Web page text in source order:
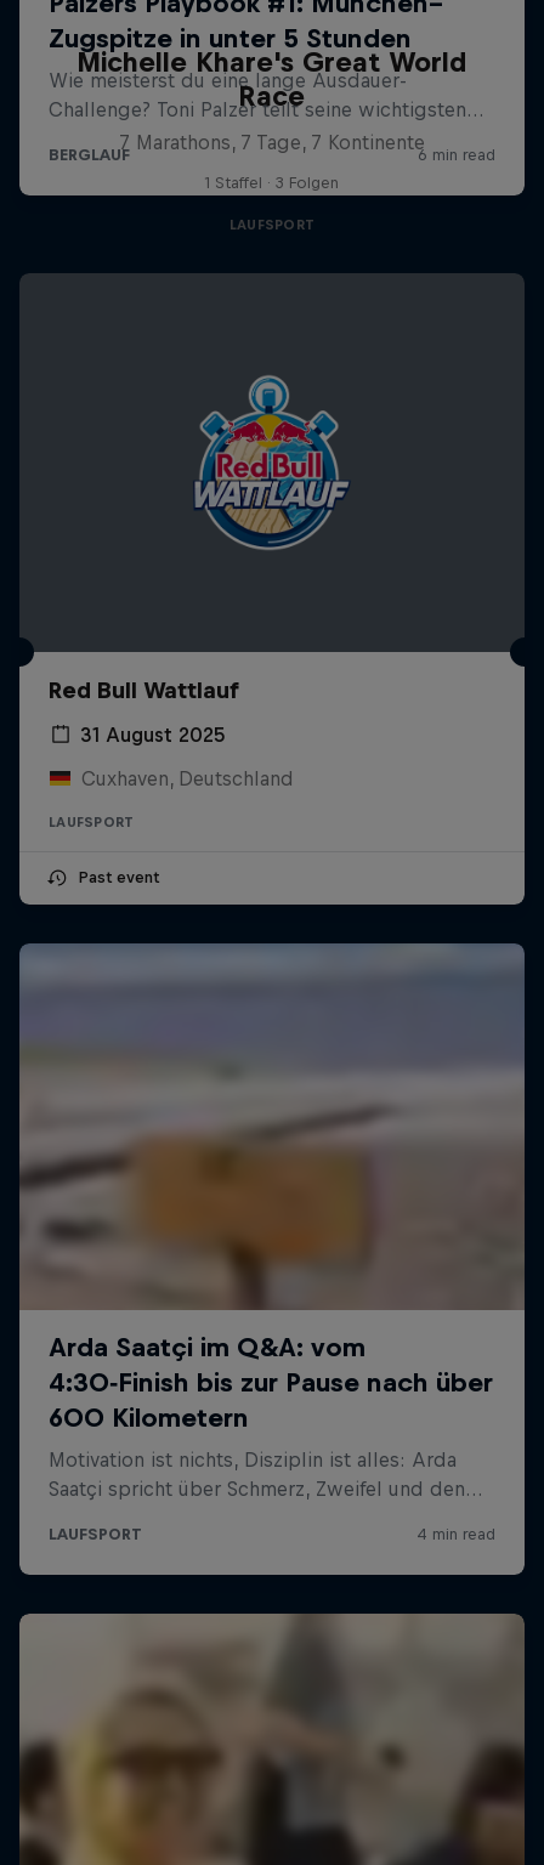
Michelle Khare's Great World
Race
7 Marathons, 7 Tage, 7 Kontinente
1 Staffel · 3 Folgen
LAUFSPORT
Red Bull Wattlauf
31 August 2025
Cuxhaven, Deutschland
LAUFSPORT
Past event